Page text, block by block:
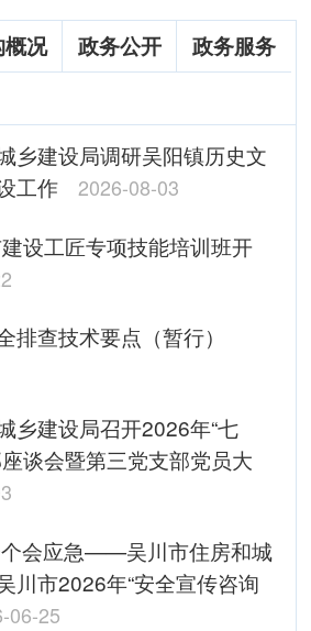
况 政务公开
政务服务
乡建设局调研吴阳镇历史文
工作
2026-08-03
设工匠专项技能培训班开
排查技术要点（暂行）
乡建设局召开2026年“七
谈会暨第三党支部党员大
个会应急——吴川市住房和城
川市2026年“安全宣传咨询
06-25